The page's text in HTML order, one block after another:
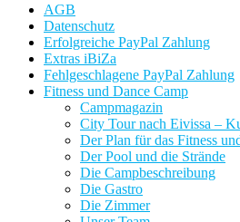
AGB
Datenschutz
Erfolgreiche PayPal Zahlung
Extras iBiZa
Fehlgeschlagene PayPal Zahlung
Fitness und Dance Camp
Campmagazin
City Tour nach Eivissa –
Der Plan für das Fitness
Der Pool und die Strände
Die Campbeschreibung
Die Gastro
Die Zimmer